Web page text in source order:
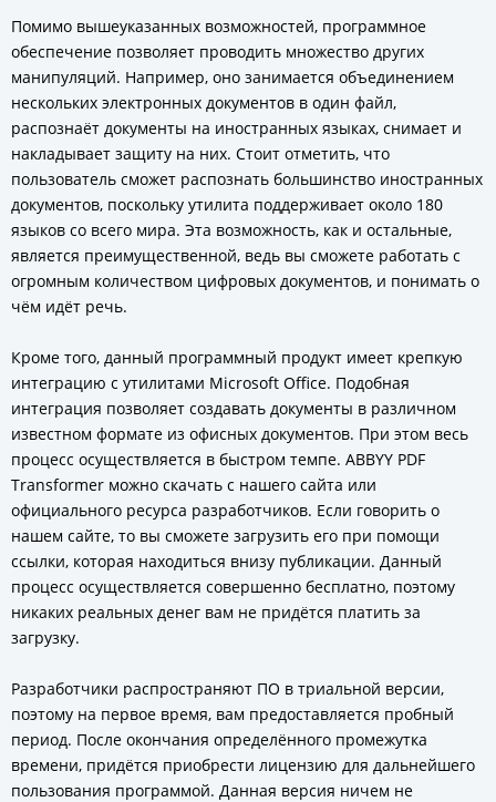
Помимо вышеуказанных возможностей, программное
обеспечение позволяет проводить множество других
манипуляций. Например, оно занимается объединением
нескольких электронных документов в один файл,
распознаёт документы на иностранных языках, снимает и
накладывает защиту на них. Стоит отметить, что
пользователь сможет распознать большинство иностранных
документов, поскольку утилита поддерживает около 180
языков со всего мира. Эта возможность, как и остальные,
является преимущественной, ведь вы сможете работать с
огромным количеством цифровых документов, и понимать о
чём идёт речь.
Кроме того, данный программный продукт имеет крепкую
интеграцию с утилитами Microsoft Office. Подобная
интеграция позволяет создавать документы в различном
известном формате из офисных документов. При этом весь
процесс осуществляется в быстром темпе. ABBYY PDF
Transformer можно скачать с нашего сайта или
официального ресурса разработчиков. Если говорить о
нашем сайте, то вы сможете загрузить его при помощи
ссылки, которая находиться внизу публикации. Данный
процесс осуществляется совершенно бесплатно, поэтому
никаких реальных денег вам не придётся платить за
загрузку.
Разработчики распространяют ПО в триальной версии,
поэтому на первое время, вам предоставляется пробный
период. После окончания определённого промежутка
времени, придётся приобрести лицензию для дальнейшего
пользования программой. Данная версия ничем не